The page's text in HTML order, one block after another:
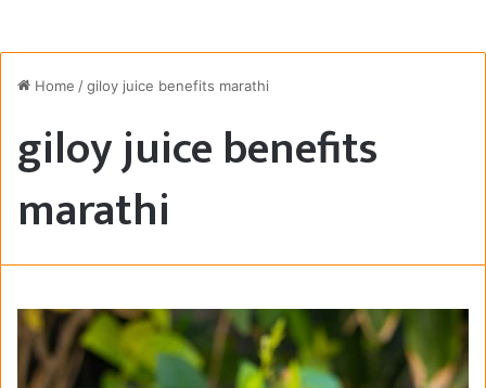
Home /giloy juice benefits marathi
giloy juice benefits
marathi